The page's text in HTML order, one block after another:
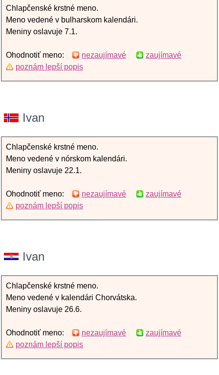
Chlapčenské krstné meno.
Meno vedené v bulharskom kalendári.
Meniny oslavuje 7.1.
Ohodnotiť meno: nezaujímavé
zaujímavé
poznám lepší popis
Ivan
Chlapčenské krstné meno.
Meno vedené v nórskom kalendári.
Meniny oslavuje 22.1.
Ohodnotiť meno: nezaujímavé
zaujímavé
poznám lepší popis
Ivan
Chlapčenské krstné meno.
Meno vedené v kalendári Chorvátska.
Meniny oslavuje 26.6.
Ohodnotiť meno: nezaujímavé
zaujímavé
poznám lepší popis